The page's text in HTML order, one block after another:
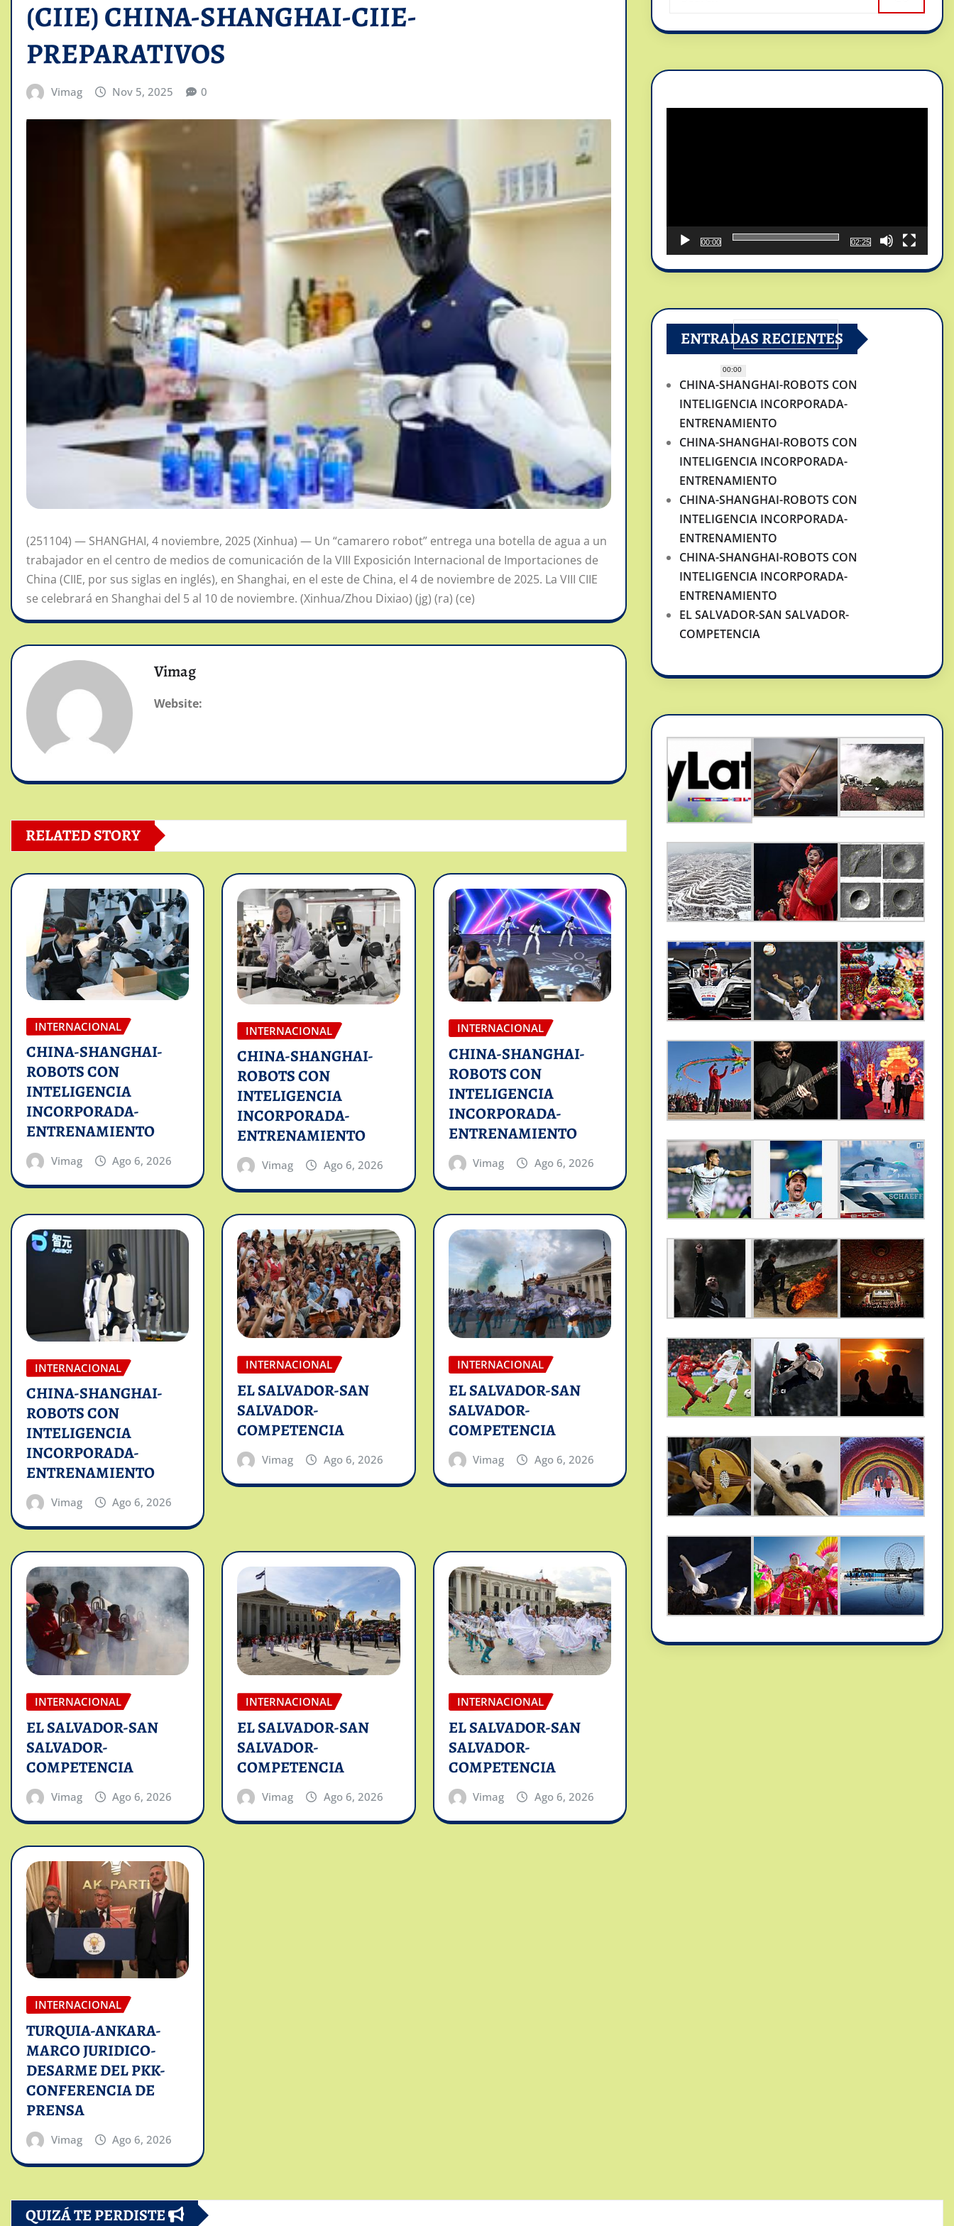
(CIIE) CHINA-SHANGHAI-CIIE-
PREPARATIVOS
Vimag Nov 5, 2025 0
(251104) — SHANGHAI, 4 noviembre, 2025 (Xinhua) — Un “camarero robot” entrega una botella de agua a un
trabajador en el centro de medios de comunicación de la VIII Exposición Internacional de Importaciones de
China (CIIE, por sus siglas en inglés), en Shanghai, en el este de China, el 4 de noviembre de 2025. La VIII CIIE
se celebrará en Shanghai del 5 al 10 de noviembre. (Xinhua/Zhou Dixiao) (jg) (ra) (ce)
Vimag
Website:
RELATED STORY
INTERNACIONAL
CHINA-SHANGHAI-
ROBOTS CON
INTELIGENCIA
INCORPORADA-
ENTRENAMIENTO
Vimag Ago 6, 2026
INTERNACIONAL
CHINA-SHANGHAI-
ROBOTS CON
INTELIGENCIA
INCORPORADA-
ENTRENAMIENTO
Vimag Ago 6, 2026
INTERNACIONAL
CHINA-SHANGHAI-
ROBOTS CON
INTELIGENCIA
INCORPORADA-
ENTRENAMIENTO
Vimag Ago 6, 2026
INTERNACIONAL
CHINA-SHANGHAI-
ROBOTS CON
INTELIGENCIA
INCORPORADA-
ENTRENAMIENTO
Vimag Ago 6, 2026
INTERNACIONAL
EL SALVADOR-SAN
SALVADOR-
COMPETENCIA
Vimag Ago 6, 2026
INTERNACIONAL
EL SALVADOR-SAN
SALVADOR-
COMPETENCIA
Vimag Ago 6, 2026
INTERNACIONAL
EL SALVADOR-SAN
SALVADOR-
COMPETENCIA
Vimag Ago 6, 2026
INTERNACIONAL
EL SALVADOR-SAN
SALVADOR-
COMPETENCIA
Vimag Ago 6, 2026
INTERNACIONAL
EL SALVADOR-SAN
SALVADOR-
COMPETENCIA
Vimag Ago 6, 2026
INTERNACIONAL
TURQUIA-ANKARA-
MARCO JURIDICO-
DESARME DEL PKK-
CONFERENCIA DE
PRENSA
Vimag Ago 6, 2026
00:00
00:00
02:25
ENTRADAS RECIENTES
CHINA-SHANGHAI-ROBOTS CON
INTELIGENCIA INCORPORADA-
ENTRENAMIENTO
CHINA-SHANGHAI-ROBOTS CON
INTELIGENCIA INCORPORADA-
ENTRENAMIENTO
CHINA-SHANGHAI-ROBOTS CON
INTELIGENCIA INCORPORADA-
ENTRENAMIENTO
CHINA-SHANGHAI-ROBOTS CON
INTELIGENCIA INCORPORADA-
ENTRENAMIENTO
EL SALVADOR-SAN SALVADOR-
COMPETENCIA
QUIZÁ TE PERDISTE